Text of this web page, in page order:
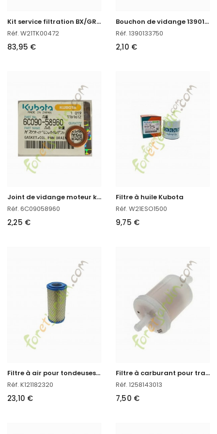
K
it service filtration BX/GR/G/TG
Réf. W21TK00472
83,95 €
B
ouchon de vidange 13901-33750
Réf. 1390133750
2,10 €
J
oint de vidange moteur kubota
Réf. 6C09058960
2,25 €
Filtre à huile Kubota
Réf. W21ESO1500
9,75 €
F
iltre à air pour tondeuses autoportées kubota
Réf. K121182320
23,10 €
F
iltre à carburant pour tracteur kubota
Réf. 1258143013
7,50 €